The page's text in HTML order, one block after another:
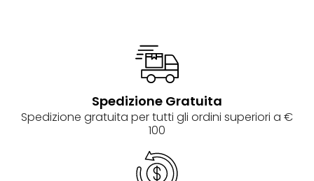
Spedizione Gratuita
Spedizione gratuita per tutti gli ordini superiori a €
100